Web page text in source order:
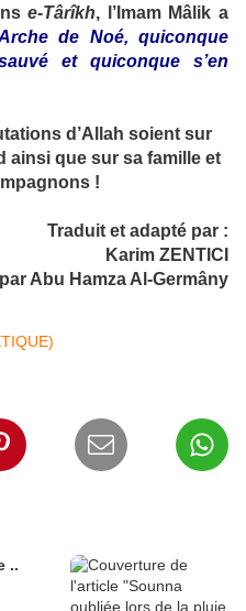
e-Târîkh, l’Imam Mâlik a
de Noé, quiconque
et quiconque s’en
d’Allah soient sur
ainsi que sur sa famille et
!
Traduit et adapté par :
Karim ZENTICI
Abu Hamza Al-Germâny
..